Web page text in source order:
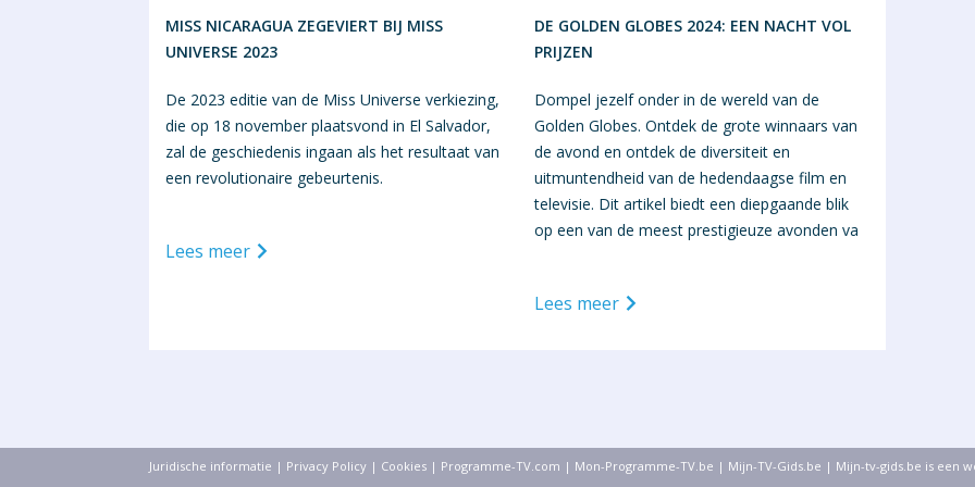
MISS NICARAGUA ZEGEVIERT BIJ MISS
UNIVERSE 2023
De 2023 editie van de Miss Universe verkiezing,
die op 18 november plaatsvond in El Salvador,
zal de geschiedenis ingaan als het resultaat van
een revolutionaire gebeurtenis.
Lees meer
DE GOLDEN GLOBES 2024: EEN NACHT VOL
PRIJZEN
Dompel jezelf onder in de wereld van de
Golden Globes. Ontdek de grote winnaars van
de avond en ontdek de diversiteit en
uitmuntendheid van de hedendaagse film en
televisie. Dit artikel biedt een diepgaande blik
op een van de meest prestigieuze avonden va
Lees meer
Juridische informatie | Privacy Policy | Cookies | Programme-TV.com | Mon-Programme-TV.be | Mijn-TV-Gids.be | Mijn-tv-gids.be is een